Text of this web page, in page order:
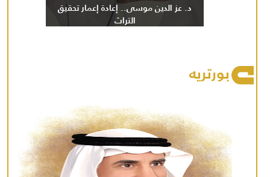
د. عز الدين موسى.. إعادة إعمار تحقيق
التراث
بورتريه